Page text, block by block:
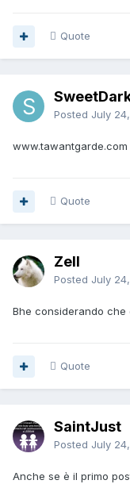
Quote
Posted July
Quote
Zell
Posted July
Bhe considerando che
Quote
SaintJust
Posted July
Anche se è il primo